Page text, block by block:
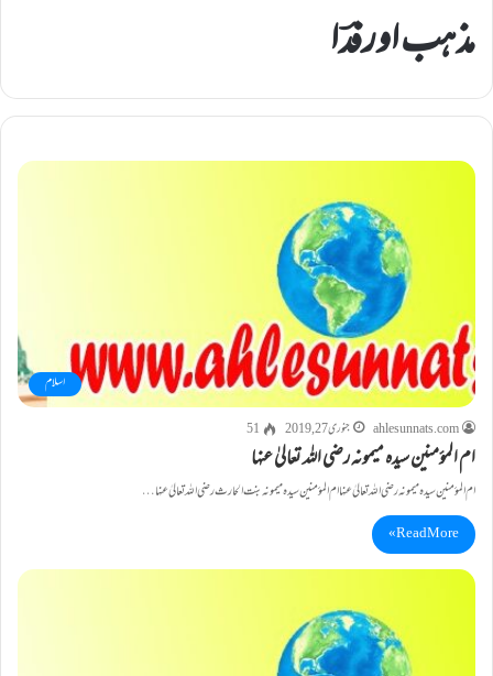
مذہب اورفدؔا
اسلام
ahlesunnats.com
جنوری 27, 2019 51
ام المؤمنین سیدہ میمونہ رضی اللہ تعالیٰ عنہا
ام المؤمنین سیدہ میمونہ رضی اللہ تعالیٰ عنہا ام المؤمنین سیدہ میمونہ بنت الحارث رضی اللہ تعالیٰ عنہا…
Read More »